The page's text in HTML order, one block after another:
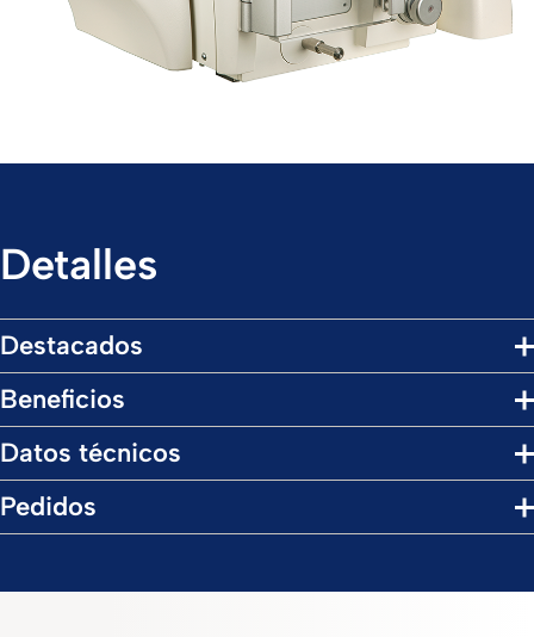
Detalles
Destacados
Beneficios
Datos técnicos
Pedidos